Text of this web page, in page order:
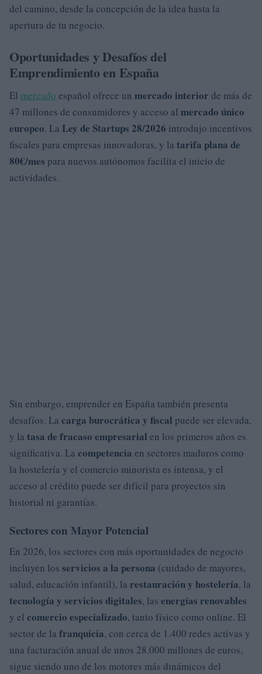
del camino, desde la concepción de la idea hasta la
apertura de tu negocio.
Oportunidades y Desafíos del
Emprendimiento en España
El mercado español ofrece un mercado interior de más de
47 millones de consumidores y acceso al mercado único
europeo. La Ley de Startups 28/2026 introdujo incentivos
fiscales para empresas innovadoras, y la tarifa plana de
80€/mes para nuevos autónomos facilita el inicio de
actividades.
Sin embargo, emprender en España también presenta
desafíos. La carga burocrática y fiscal puede ser elevada,
y la tasa de fracaso empresarial en los primeros años es
significativa. La competencia en sectores maduros como
la hostelería y el comercio minorista es intensa, y el
acceso al crédito puede ser difícil para proyectos sin
historial ni garantías.
Sectores con Mayor Potencial
En 2026, los sectores con más oportunidades de negocio
incluyen los servicios a la persona (cuidado de mayores,
salud, educación infantil), la restauración y hostelería, la
tecnología y servicios digitales, las energías renovables
y el comercio especializado, tanto físico como online. El
sector de la franquicia, con cerca de 1.400 redes activas y
una facturación anual de unos 28.000 millones de euros,
sigue siendo uno de los motores más dinámicos del